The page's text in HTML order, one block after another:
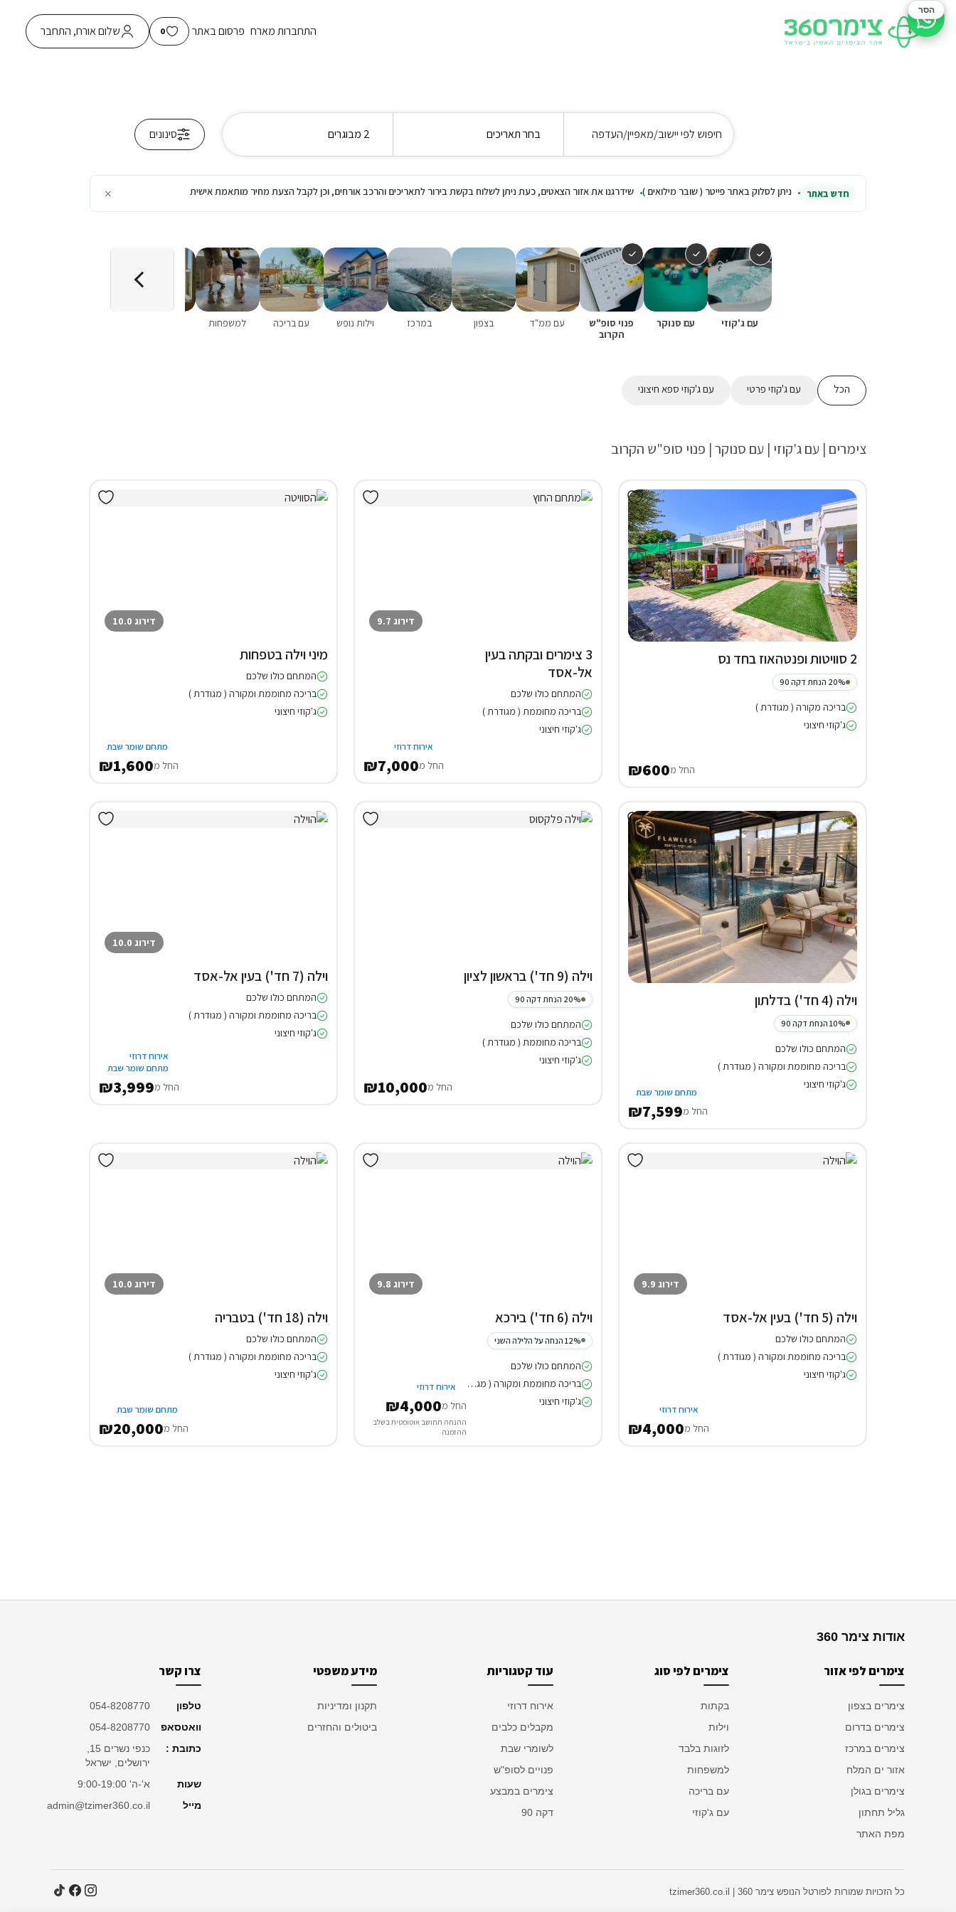
התחברות מארח פרסום באתר 0 שלום אורח, התחבר
חיפוש לפי יישוב/מאפיין/העדפה בחר תאריכים 2 מבוגרים סינונים
חדש באתר ניתן לסלוק באתר פייטר ( שובר מילואים ) שידרגנו את אזור הצאטים, כעת ניתן לשלוח בקשת בירור לתאריכים והרכב אורחים, וכן לקבל הצעת מחיר מותאמת אישית ×
עם ג'קוזי עם סנוקר
פנוי סופ"ש
הקרוב
עם ממ"ד בצפון במרכז וילות נופש עם בריכה למשפחות
הכל עם ג'קוזי פרטי עם ג'קוזי ספא חיצוני
צימרים | עם ג'קוזי | עם סנוקר | פנוי סופ"ש הקרוב
2 סוויטות ופנטהאוז בחד נס
20% הנחת דקה 90
בריכה מקורה ( מגודרת )
ג'קוזי חיצוני
החל מ₪600
דירוג 9.7
3 צימרים ובקתה בעין
אל-אסד
המתחם כולו שלכם
בריכה מחוממת ( מגודרת )
ג'קוזי חיצוני
אירוח דרוזי
החל מ₪7,000
דירוג 10.0
מיני וילה בטפחות
המתחם כולו שלכם
בריכה מחוממת ומקורה ( מגודרת )
ג'קוזי חיצוני
מתחם שומר שבת
החל מ₪1,600
וילה (4 חד') בדלתון
10% הנחת דקה 90
המתחם כולו שלכם
בריכה מחוממת ומקורה ( מגודרת )
ג'קוזי חיצוני
מתחם שומר שבת
החל מ₪7,599
וילה (9 חד') בראשון לציון
20% הנחת דקה 90
המתחם כולו שלכם
בריכה מחוממת ( מגודרת )
ג'קוזי חיצוני
החל מ₪10,000
דירוג 10.0
וילה (7 חד') בעין אל-אסד
המתחם כולו שלכם
בריכה מחוממת ומקורה ( מגודרת )
ג'קוזי חיצוני
אירוח דרוזי
מתחם שומר שבת
החל מ₪3,999
דירוג 9.9
וילה (5 חד') בעין אל-אסד
המתחם כולו שלכם
בריכה מחוממת ומקורה ( מגודרת )
ג'קוזי חיצוני
אירוח דרוזי
החל מ₪4,000
דירוג 9.8
וילה (6 חד') בירכא
12% הנחה על הלילה השני
המתחם כולו שלכם
בריכה מחוממת ומקורה ( מגודרת )
ג'קוזי חיצוני
אירוח דרוזי
החל מ₪4,000
ההנחה תחושב אוטומטית בשלב
ההזמנה
דירוג 10.0
וילה (18 חד') בטבריה
המתחם כולו שלכם
בריכה מחוממת ומקורה ( מגודרת )
ג'קוזי חיצוני
מתחם שומר שבת
החל מ₪20,000
אודות צימר 360
צימרים לפי אזור
צימרים בצפון
צימרים בדרום
צימרים במרכז
אזור ים המלח
צימרים בגולן
גליל תחתון
מפת האתר
צימרים לפי סוג
בקתות
וילות
לזוגות בלבד
למשפחות
עם בריכה
עם ג'קוזי
עוד קטגוריות
אירוח דרוזי
מקבלים כלבים
לשומרי שבת
פנויים לסופ"ש
צימרים במבצע
דקה 90
מידע משפטי
תקנון ומדיניות
ביטולים והחזרים
צרו קשר
טלפון
054-8208770
וואטסאפ
054-8208770
כתובת :
ירושלים, ישראל
שעות
א'-ה' 9:00-19:00
מייל
admin@tzimer360.co.il
כל הזכויות שמורות לפורטל הנופש צימר 360 | tzimer360.co.il
סיוע בהזמנה
הסר